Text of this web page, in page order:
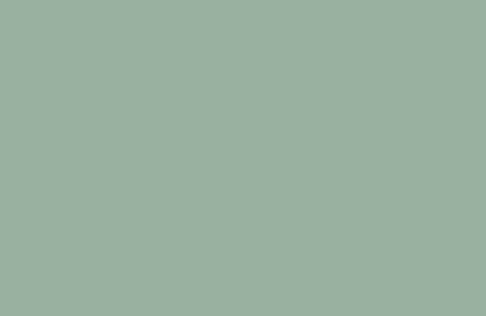
de l'Entretien de la Pelouse
fait gagner du temps et de l'effort. Ils sont équipés de
de pelouse sans tracas. Jardins Loisirs propose
le choix de votre
pelouse. N'hésitez pas à nous contacter pour toute question